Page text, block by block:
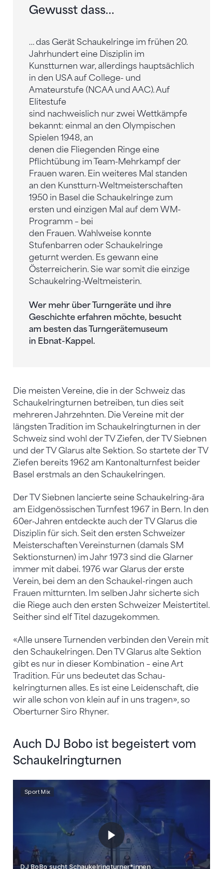
Gewusst dass...
… das Gerät Schaukelringe im frühen 20.
Jahrhundert eine Disziplin im
Kunstturnen war, allerdings hauptsächlich
in den USA auf College- und
Amateurstufe (NCAA und AAC). Auf
Elitestufe
sind nachweislich nur zwei Wettkämpfe
bekannt: einmal an den Olympischen
Spielen 1948, an
denen die Fliegenden Ringe eine
Pflichtübung im Team-Mehrkampf der
Frauen waren. Ein weiteres Mal standen
an den Kunstturn-Weltmeisterschaften
1950 in Basel die Schaukelringe zum
ersten und einzigen Mal auf dem WM-
Programm – bei
den Frauen. Wahlweise konnte
Stufenbarren oder Schaukelringe
geturnt werden. Es gewann eine
Österreicherin. Sie war somit die einzige
Schaukelring-Weltmeisterin.
Wer mehr über Turngeräte und ihre
Geschichte erfahren möchte, besucht
am besten das Turngerätemuseum
in Ebnat-Kappel.
Die meisten Vereine, die in der Schweiz das
Schaukelringturnen betreiben, tun dies seit
mehreren Jahrzehnten. Die Vereine mit der
längsten Tradition im Schaukelringturnen in der
Schweiz sind wohl der TV Ziefen, der TV Siebnen
und der TV Glarus alte Sektion. So startete der TV
Ziefen bereits 1962 am Kanto­nalturnfest beider
Basel erstmals an den Schaukelringen.
Der TV Siebnen lancierte seine Schaukelring-ära
am Eidgenössischen Turnfest 1967 in Bern. In den
60er-Jahren entdeckte auch der TV Glarus die
Disziplin für sich. Seit den ersten Schweizer
Meisterschaften Vereinsturnen (damals SM
Sektionsturnen) im Jahr 1973 sind die Glarner
immer mit dabei. 1976 war Glarus der erste
Verein, bei dem an den Schaukel-ringen auch
Frauen mitturnten. Im selben Jahr sicherte sich
die Riege auch den ersten Schweizer Meistertitel.
Seither sind elf Titel dazugekommen.
«Alle unsere Turnenden verbinden den Verein mit
den Schaukelringen. Den TV Glarus alte Sektion
gibt es nur in dieser Kombination – eine Art
Tradition. Für uns bedeutet das Schau­
kelringturnen alles. Es ist eine Leidenschaft, die
wir alle schon von klein auf in uns tragen», so
Oberturner Siro Rhyner.
Auch DJ Bobo ist begeistert vom
Schaukelringturnen